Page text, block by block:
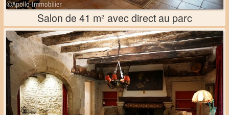
Salon de 41 m² avec direct au parc